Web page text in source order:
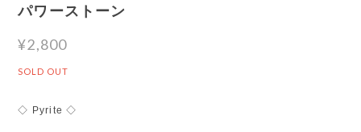
パワーストーン
¥2,800
SOLD OUT
◇ Pyrite ◇